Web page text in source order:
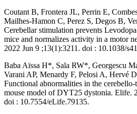
Coutant B, Frontera JL, Perrin E,
Mailhes-Hamon C, Perez S, Degos B,
Cerebellar stimulation prevents
mice and normalizes activity in a motor
2022 Jun 9 ;13(1):3211. doi : 10.1038/
Baba Aïssa H*, Sala RW*, Georgescu
Varani AP, Menardy F, Pelosi A, Hervé
Functional abnormalities in the
mouse model of DYT25 dystonia. Elife.
doi : 10.7554/eLife.79135.